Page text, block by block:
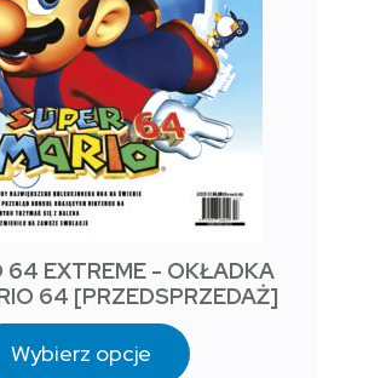
64 EXTREME - OKŁADKA
64 [PRZEDSPRZEDAŻ]
Wybierz opcje